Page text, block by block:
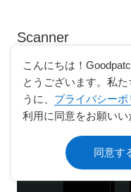
Scanner
こんにちは！
とうございます。私
うに、 プライバシーポ
利用に同意をお願いい
同意す